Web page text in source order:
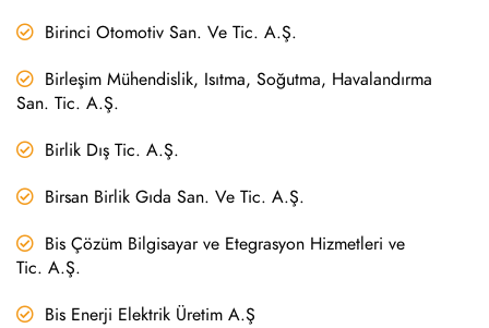
Birinci Otomotiv San. Ve Tic. A.Ş.
Birleşim Mühendislik, Isıtma, Soğutma, Havalandırma
San. Tic. A.Ş.
Birlik Dış Tic. A.Ş.
Birsan Birlik Gıda San. Ve Tic. A.Ş.
Bis Çözüm Bilgisayar ve Etegrasyon Hizmetleri ve
Tic. A.Ş.
Bis Enerji Elektrik Üretim A.Ş